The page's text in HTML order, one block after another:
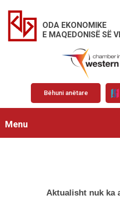
ODA EKONOMIKE
E MAQEDONISË SË
Bëhuni anëtare
Menu
Aktualisht nuk ka